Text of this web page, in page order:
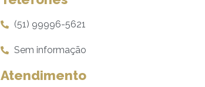
(51) 99996-5621
Sem informação
Atendimento